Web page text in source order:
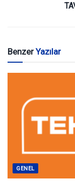
BenzerYazılar
GENEL